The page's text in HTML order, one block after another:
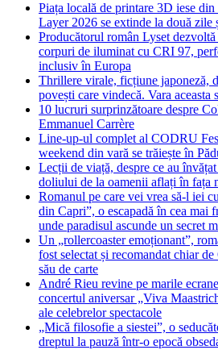
Piața locală de printare 3D iese
Layer 2026 se extinde la două zile
Producătorul român Lyset
corpuri de iluminat cu CRI 97,
inclusiv în Europa
Thrillere virale, ficțiune japoneză,
povești care vindecă. Vara aceasta
10 lucruri surprinzătoare despre
Emmanuel Carrère
Line-up-ul complet al CODRU
weekend din vară se trăiește în
Lecții de viață, despre ce au
doliului de la oamenii aflați în fața
Romanul pe care vei vrea să-l iei
din Capri”, o escapadă în cea mai
unde paradisul ascunde un secret
Un „rollercoaster emoționant”,
fost selectat și recomandat chiar
său de carte
André Rieu revine pe marile
concertul aniversar „Viva
ale celebrelor spectacole
„Mică filosofie a siestei”, o
dreptul la pauză într-o epocă